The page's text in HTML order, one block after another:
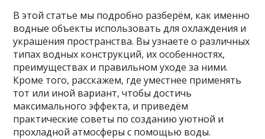
В этой статье мы подробно разберём, как именно
водные объекты использовать для охлаждения и
украшения пространства. Вы узнаете о различных
типах водных конструкций, их особенностях,
преимуществах и правильном уходе за ними.
Кроме того, расскажем, где уместнее применять
тот или иной вариант, чтобы достичь
максимального эффекта, и приведём
практические советы по созданию уютной и
прохладной атмосферы с помощью воды.